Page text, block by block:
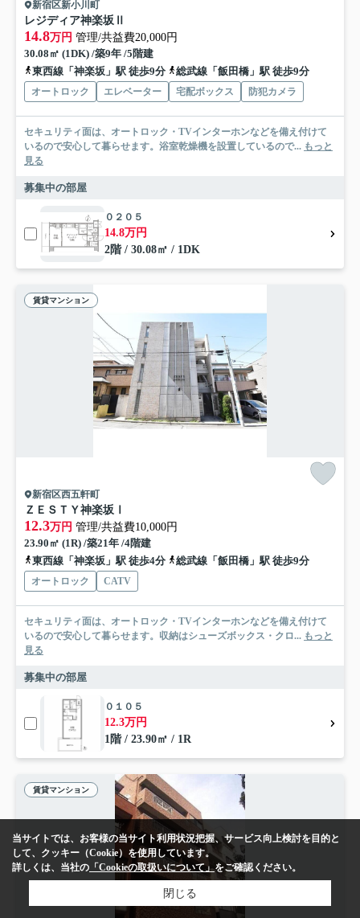
新宿区新小川町
レジディア神楽坂Ⅱ
14.8万円 管理/共益費20,000円
30.08㎡ (1DK) /築9年 /5階建
東西線「神楽坂」駅 徒歩9分
総武線「飯田橋」駅 徒歩9分
オートロック エレベーター 宅配ボックス 防犯カメラ
セキュリティ面は、オートロック・TVインターホンなどを備え付けて
いるので安心して暮らせます。浴室乾燥機を設置しているので... もっと
見る
募集中の部屋
０２０５
14.8万円
2階 / 30.08㎡ / 1DK
賃貸マンション
新宿区西五軒町
ＺＥＳＴＹ神楽坂Ⅰ
12.3万円 管理/共益費10,000円
23.90㎡ (1R) /築21年 /4階建
東西線「神楽坂」駅 徒歩4分
総武線「飯田橋」駅 徒歩9分
オートロック CATV
セキュリティ面は、オートロック・TVインターホンなどを備え付けて
いるので安心して暮らせます。収納はシューズボックス・クロ... もっと
見る
募集中の部屋
０１０５
12.3万円
1階 / 23.90㎡ / 1R
賃貸マンション
当サイトでは、お客様の当サイト利用状況把握、サービス向上検討を目的と
して、クッキー（Cookie）を使用しています。
詳しくは、当社の 「Cookieの取扱いについて」をご確認ください。
閉じる